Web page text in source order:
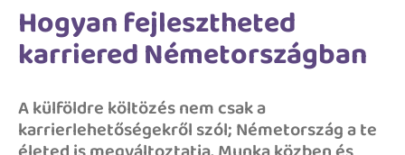
Hogyan fejlesztheted
karriered Németországban
A külföldre költözés nem csak a
karrierlehetőségekről szól; Németország a te